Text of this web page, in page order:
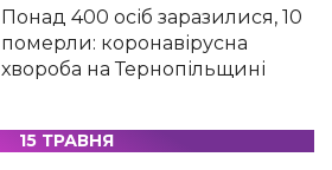
Понад 400 осіб заразилися, 10
померли: коронавірусна
хвороба на Тернопільщині
15 ТРАВНЯ